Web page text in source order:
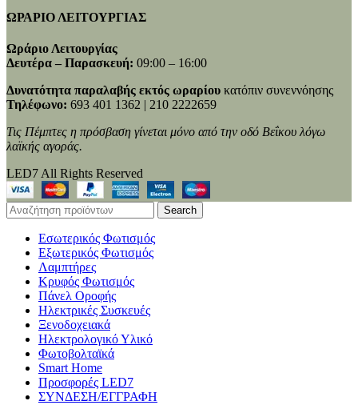
ΩΡΑΡΙΟ ΛΕΙΤΟΥΡΓΙΑΣ
Ωράριο Λειτουργίας
Δευτέρα – Παρασκευή: 09:00 – 16:00
Δυνατότητα παραλαβής εκτός ωραρίου κατόπιν συνεννόησης
Τηλέφωνο: 693 401 1362 | 210 2222659
Τις Πέμπτες η πρόσβαση γίνεται μόνο από την οδό Βεΐκου λόγω
λαϊκής αγοράς.
LED7 All Rights Reserved
Search
Εσωτερικός Φωτισμός
Εξωτερικός Φωτισμός
Λαμπτήρες
Κρυφός Φωτισμός
Πάνελ Οροφής
Ηλεκτρικές Συσκευές
Ξενοδοχειακά
Ηλεκτρολογικό Υλικό
Φωτοβολταϊκά
Smart Home
Προσφορές LED7
ΣΥΝΔΕΣΗ/ΕΓΓΡΑΦΗ